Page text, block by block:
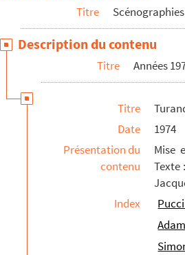
Documentation
Titre
Description du contenu
Titre Années
Titre
Date
1974
Présentation du
contenu
Mise
Texte
Index